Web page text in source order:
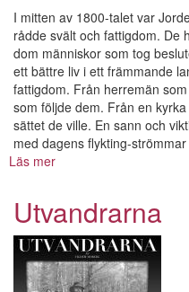
I mitten av 1800-talet var
rådde svält och fattigdom. De
dom människor som tog
ett bättre liv i ett främmande
fattigdom. Från herremän
som följde dem. Från en
sättet de ville. En sann och
med dagens flykting-
Läs mer
Utvandrarna